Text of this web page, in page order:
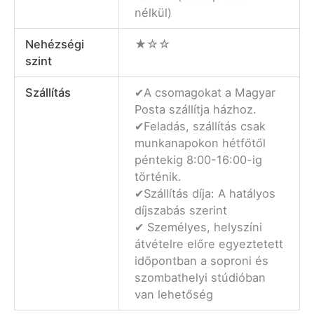
nélkül)
Nehézségi
szint
★☆☆
Szállítás
✔A csomagokat a Magyar
Posta szállítja házhoz.
✔Feladás, szállítás csak
munkanapokon hétfőtől
péntekig 8:00-16:00-ig
történik.
✔Szállítás díja: A hatályos
díjszabás szerint
✔ Személyes, helyszíni
átvételre előre egyeztetett
időpontban a soproni és
szombathelyi stúdióban
van lehetőség